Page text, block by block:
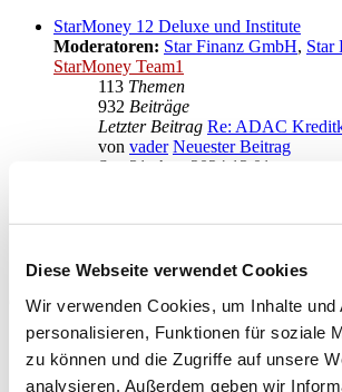
Diese Webseite verwendet Cookies
Wir verwenden Cookies, um Inhalte und
personalisieren, Funktionen für soziale
zu können und die Zugriffe auf unsere
analysieren. Außerdem geben wir
StarMoney 12 Deluxe und Institute
Moderatoren: Star Finanz GmbH, Star
StarMoney Team1
113 Themen
932 Beiträge
Letzter Beitrag Re: ADAC
von vader Neuester Beitrag
Sa., 31. Aug 2024 13:01
Anregungen und Wünsche zu
Moderatoren: Star Finanz GmbH,Star
Gehe zu
Star Finanz GmbH
↳ Ankündigungen der Star Finanz
↳ Inhalte OnlineUpdates